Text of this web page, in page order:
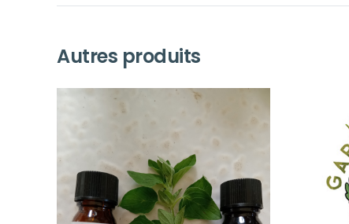
Autres produits